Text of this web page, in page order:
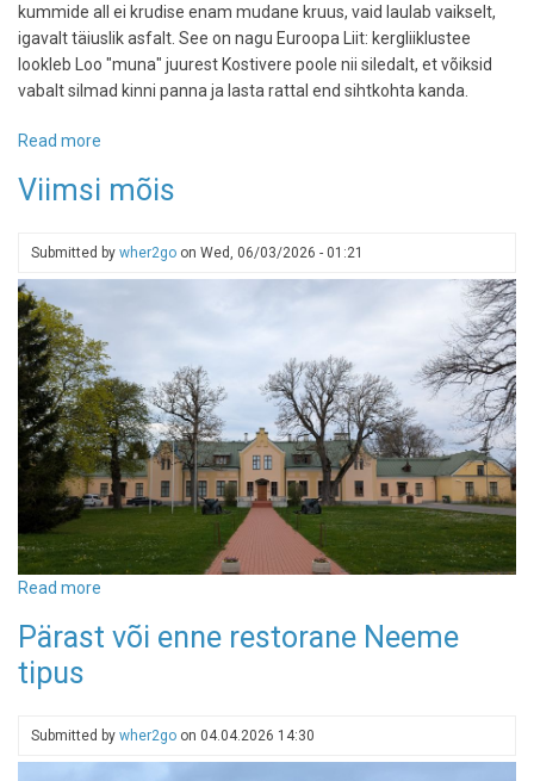
kummide all ei krudise enam mudane kruus, vaid laulab vaikselt,
igavalt täiuslik asfalt. See on nagu Euroopa Liit: kergliiklustee
lookleb Loo "muna" juurest Kostivere poole nii siledalt, et võiksid
vabalt silmad kinni panna ja lasta rattal end sihtkohta kanda.
Read more
joani
tagasi
Viimsi mõis
Submitted by wher2go on Wed, 06/03/2026 - 01:21
Read more
mõis
Pärast või enne restorane Neeme
tipus
Submitted by wher2go on 04.04.2026 14:30